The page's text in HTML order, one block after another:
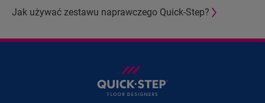
Jak używać zestawu naprawczego Quick-Step?